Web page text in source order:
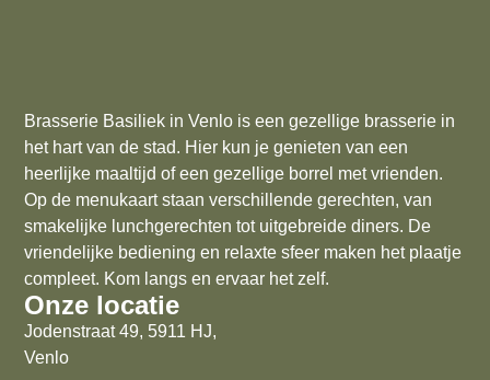
Brasserie Basiliek in Venlo is een gezellige brasserie in
het hart van de stad. Hier kun je genieten van een
heerlijke maaltijd of een gezellige borrel met vrienden.
Op de menukaart staan verschillende gerechten, van
smakelijke lunchgerechten tot uitgebreide diners. De
vriendelijke bediening en relaxte sfeer maken het plaatje
compleet. Kom langs en ervaar het zelf.
Onze locatie
Jodenstraat 49, 5911 HJ,
Venlo